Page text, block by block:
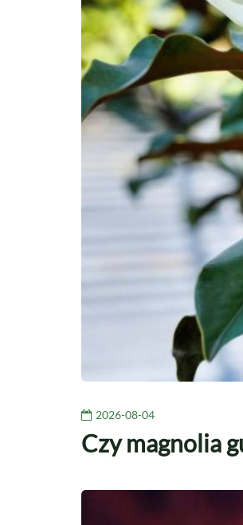
2026-08-04
Czy magnolia